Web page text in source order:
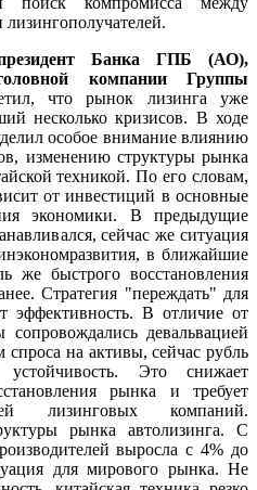
лизингополучателей.
Банка ГПБ (АО),
компании Группы
что рынок лизинга уже
несколько кризисов. В ходе
особое внимание влиянию
изменению структуры рынка
техникой. По его словам,
от инвестиций в основные
экономики. В предыдущие
сейчас же ситуация
в ближайшие
же быстрого восстановления
Стратегия "переждать" для
эффективность. В отличие от
девальвацией
на активы, сейчас рубль
устойчивость. Это снижает
рынка и требует
лизинговых компаний.
рынка автолизинга. С
выросла с 4% до
для мирового рынка. Не